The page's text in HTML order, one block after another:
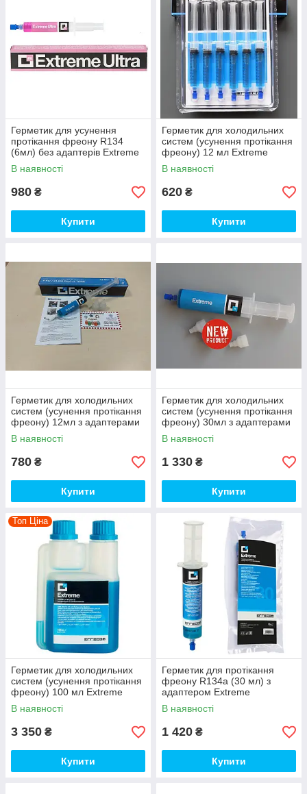
Герметик для усунення
протікання фреону R134
(6мл) без адаптерів Extreme
Ultra TR1163.AL.01.S2
Errecom
В наявності
980 ₴
Купити
Герметик для холодильних
систем (усунення протікання
фреону) 12 мл Extreme
TR1062.L6.J9 Errecom
В наявності
620 ₴
Купити
Герметик для холодильних
систем (усунення протікання
фреону) 12мл з адаптерами
Extreme TR1062.L.J9.S2
Errecom
В наявності
780 ₴
Купити
Герметик для холодильних
систем (усунення протікання
фреону) 30мл з адаптерами
Extreme TR1062.C.J9.P1
Errecom
В наявності
1 330 ₴
Купити
Топ Ціна
Герметик для холодильних
систем (усунення протікання
фреону) 100 мл Extreme
TR1062.F.R1.P1 Errecom
В наявності
3 350 ₴
Купити
Герметик для протікання
фреону R134a (30 мл) з
адаптером Extreme
В наявності
1 420 ₴
Купити